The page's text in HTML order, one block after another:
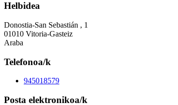
Helbidea
Donostia-San Sebastián , 1
01010 Vitoria-Gasteiz
Araba
Telefonoa/k
945018579
Posta elektronikoa/k